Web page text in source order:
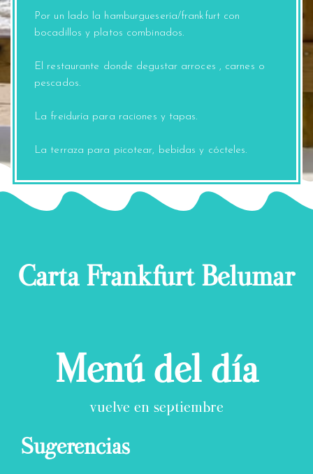
Por un lado la hamburguesería/frankfurt con
bocadillos y platos combinados.
El restaurante donde degustar arroces , carnes o
pescados.
La freiduría para raciones y tapas.
La terraza para picotear, bebidas y cócteles.
Carta Frankfurt Belumar
Menú del día
vuelve en septiembre
Sugerencias